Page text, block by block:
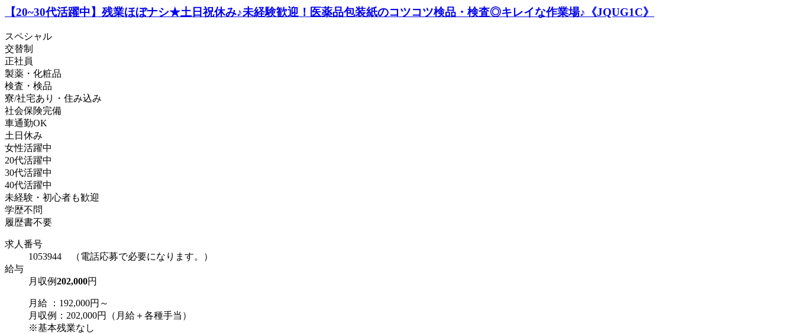
【20~30代活躍中】残業ほぼナシ★土日祝休み♪未経験歓迎！医薬品包装紙のコツコツ検品・検査◎キレイな作業場♪《JQUG1C》
スペシャル
交替制
正社員
製薬・化粧品
検査・検品
寮/社宅あり・住み込み
社会保険完備
車通勤OK
土日休み
女性活躍中
20代活躍中
30代活躍中
40代活躍中
未経験・初心者も歓迎
学歴不問
履歴書不要
求人番号
1053944 （電話応募で必要になります。）
給与
月収例202,000円
月給 ：192,000円～
月収例：202,000円（月給＋各種手当）
※基本残業なし